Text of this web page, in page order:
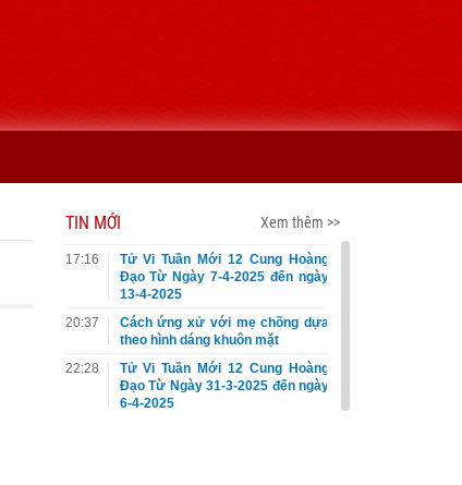
TIN MỚI Xem thêm >>
17:16
Tử Vi Tuần Mới 12 Cung Hoàng
Đạo Từ Ngày 7-4-2025 đến ngày
13-4-2025
20:37
Cách ứng xử với mẹ chồng dựa
theo hình dáng khuôn mặt
22:28
Tử Vi Tuần Mới 12 Cung Hoàng
Đạo Từ Ngày 31-3-2025 đến ngày
6-4-2025